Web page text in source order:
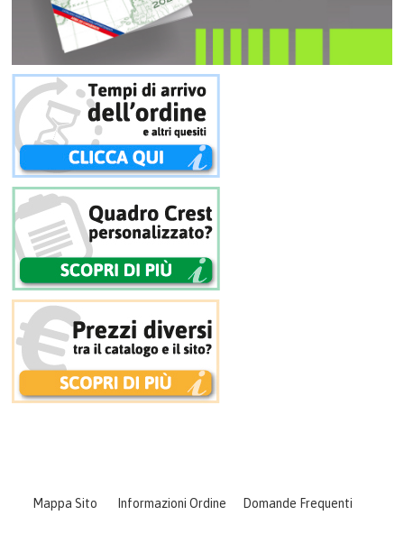
GALLERIA
CONTATTI
CATALOGO
DIVENTA RIVENDITORE
CARRELLO
ACCEDI
Mappa Sito Informazioni Ordine Domande Frequenti